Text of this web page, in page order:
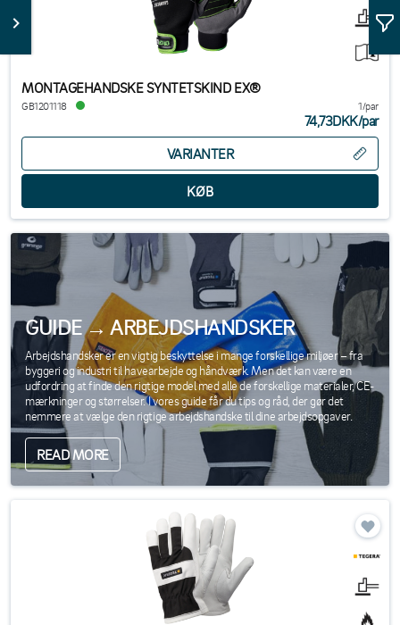
MONTAGEHANDSKE SYNTETSKIND EX®
GB1201118 1/par
74,73DKK/par
VARIANTER
GUIDE → ARBEJDSHANDSKER
Arbejdshandsker er en vigtig beskyttelse i mange forskellige miljøer – fra
byggeri og industri til havearbejde og håndværk. Men det kan være en
udfordring at finde den rigtige model med alle de forskellige materialer, CE-
mærkninger og størrelser. I vores guide får du tips og råd, der gør det
nemmere at vælge den rigtige arbejdshandske til dine arbejdsopgaver.
READ MORE